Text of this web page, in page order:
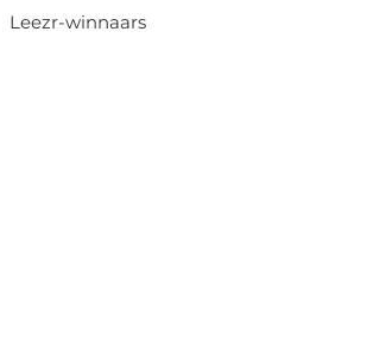
Leezr-winnaars